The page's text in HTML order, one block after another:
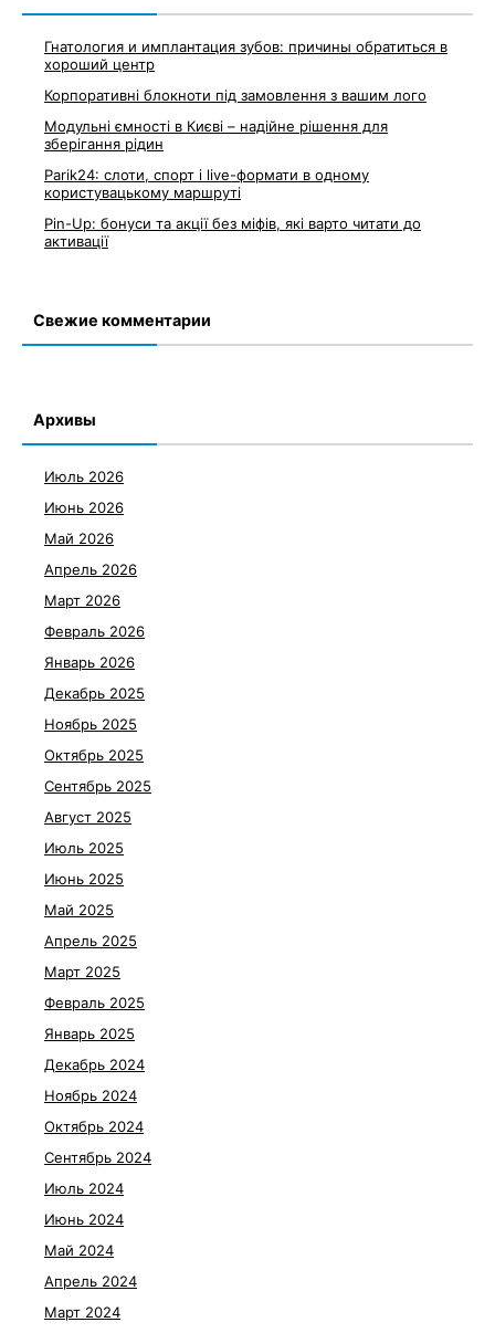
Гнатология и имплантация зубов: причины обратиться в
хороший центр
Корпоративні блокноти під замовлення з вашим лого
Модульні ємності в Києві – надійне рішення для
зберігання рідин
Parik24: слоти, спорт і live-формати в одному
користувацькому маршруті
Pin-Up: бонуси та акції без міфів, які варто читати до
активації
Свежие комментарии
Архивы
Июль 2026
Июнь 2026
Май 2026
Апрель 2026
Март 2026
Февраль 2026
Январь 2026
Декабрь 2025
Ноябрь 2025
Октябрь 2025
Сентябрь 2025
Август 2025
Июль 2025
Июнь 2025
Май 2025
Апрель 2025
Март 2025
Февраль 2025
Январь 2025
Декабрь 2024
Ноябрь 2024
Октябрь 2024
Сентябрь 2024
Июль 2024
Июнь 2024
Май 2024
Апрель 2024
Март 2024